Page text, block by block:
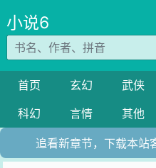
小说6
首页 玄幻 武侠
科幻
言情 其他
追看新章节，下载本站